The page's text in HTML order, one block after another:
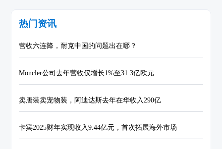
热门资讯
营收六连降，耐克中国的问题出在哪？
Moncler公司去年营收仅增长1%至31.3亿欧元
卖唐装卖宠物装，阿迪达斯去年在华收入290亿
卡宾2025财年实现收入9.44亿元，首次拓展海外市场